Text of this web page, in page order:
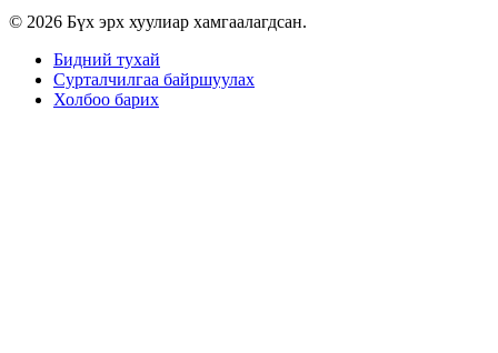
© 2026 Бүх эрх хуулиар хамгаалагдсан.
Бидний тухай
Сурталчилгаа байршуулах
Холбоо барих